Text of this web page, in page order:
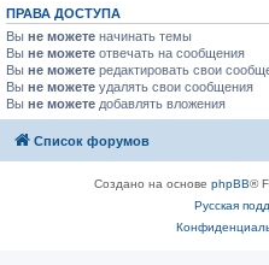
ПРАВА ДОСТУПА
Вы не можете начинать темы
Вы не можете отвечать на сообщения
Вы не можете редактировать свои
Вы не можете удалять свои сообщения
Вы не можете добавлять вложения
Список форумов
Создано на основе phpBB®
Русская